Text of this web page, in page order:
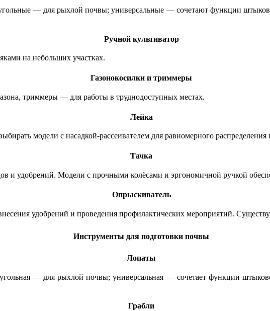
— для рыхлой почвы; универсальные — сочетают функции
Ручной культиватор
на небольших участках.
Газонокосилки и триммеры
триммеры — для работы в труднодоступных местах.
Лейка
модели с насадкой-рассеивателем для равномерного распределения
Тачка
и удобрений. Модели с прочными колёсами и эргономичной ручкой
Опрыскиватель
удобрений и проведения профилактических мероприятий.
Инструменты для подготовки почвы
Лопаты
— для рыхлой почвы; универсальная — сочетает функции
Грабли